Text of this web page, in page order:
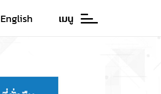
English เมนู